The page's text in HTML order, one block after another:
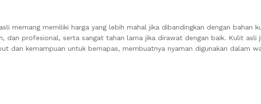
memang memiliki harga yang lebih mahal jika dibandingkan dengan bahan
dan profesional, serta sangat tahan lama jika dirawat dengan baik. Kulit asli
dan kemampuan untuk bernapas, membuatnya nyaman digunakan dalam